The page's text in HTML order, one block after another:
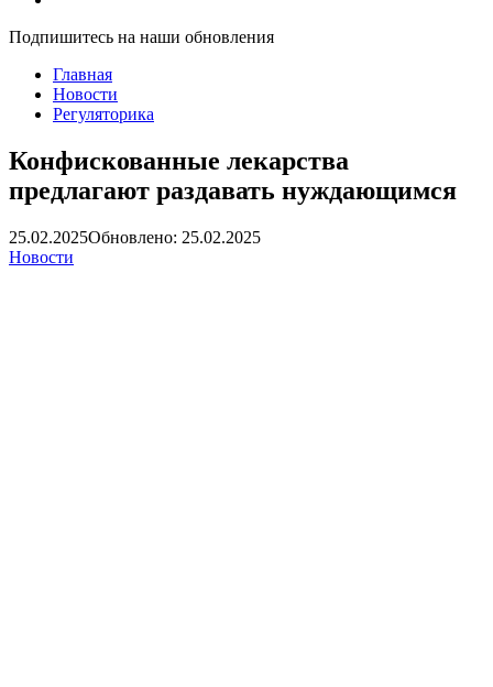
Подпишитесь на наши обновления
Главная
Новости
Регуляторика
Конфискованные лекарства
предлагают раздавать нуждающимся
25.02.2025Обновлено: 25.02.2025
Новости